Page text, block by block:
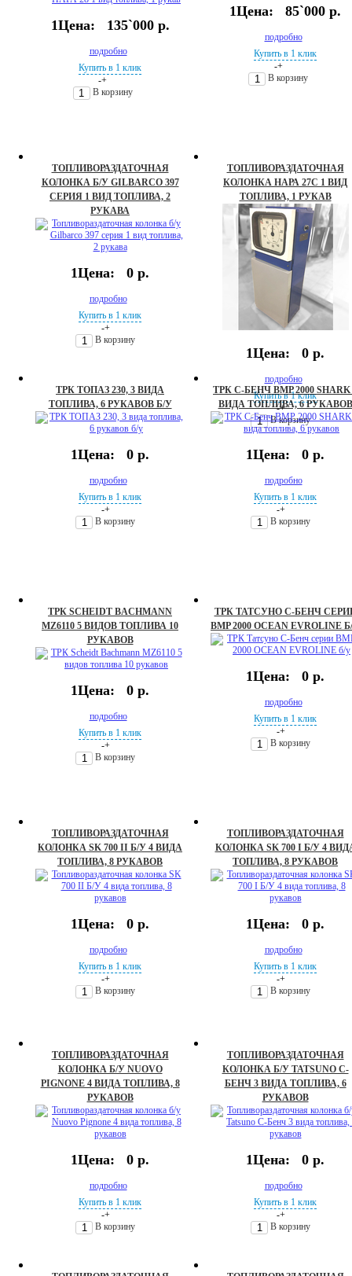
1Цена: 135`000 р.
подробно
Купить в 1 клик
-+
В корзину
1Цена: 85`000 р.
подробно
Купить в 1 клик
-+
В корзину
ТОПЛИВОРАЗДАТОЧНАЯ
КОЛОНКА Б/У GILBARCO 397
СЕРИЯ 1 ВИД ТОПЛИВА, 2
РУКАВА
1Цена: 0 р.
подробно
Купить в 1 клик
-+
В корзину
ТОПЛИВОРАЗДАТОЧНАЯ
КОЛОНКА НАРА 27С 1 ВИД
ТОПЛИВА, 1 РУКАВ
1Цена: 0 р.
подробно
Купить в 1 клик
-+
В корзину
ТРК ТОПАЗ 230, 3 ВИДА
ТОПЛИВА, 6 РУКАВОВ Б/У
1Цена: 0 р.
подробно
Купить в 1 клик
-+
В корзину
ТРК С-БЕНЧ BMP 2000 SHARK
ВИДА ТОПЛИВА, 6 РУКАВОВ
1Цена: 0 р.
подробно
Купить в 1 клик
-+
В корзину
ТРК SCHEIDT BACHMANN
MZ6110 5 ВИДОВ ТОПЛИВА 10
РУКАВОВ
1Цена: 0 р.
подробно
Купить в 1 клик
-+
В корзину
ТРК ТАТСУНО С-БЕНЧ
BMP 2000 OCEAN EVROLINE
1Цена: 0 р.
подробно
Купить в 1 клик
-+
В корзину
ТОПЛИВОРАЗДАТОЧНАЯ
КОЛОНКА SK 700 II Б/У 4 ВИДА
ТОПЛИВА, 8 РУКАВОВ
1Цена: 0 р.
подробно
Купить в 1 клик
-+
В корзину
ТОПЛИВОРАЗДАТОЧНАЯ
КОЛОНКА SK 700 I Б/У 4
ТОПЛИВА, 8 РУКАВОВ
1Цена: 0 р.
подробно
Купить в 1 клик
-+
В корзину
ТОПЛИВОРАЗДАТОЧНАЯ
КОЛОНКА Б/У NUOVO
PIGNONE 4 ВИДА ТОПЛИВА, 8
РУКАВОВ
1Цена: 0 р.
подробно
Купить в 1 клик
-+
В корзину
ТОПЛИВОРАЗДАТОЧНАЯ
КОЛОНКА Б/У TATSUNO С-
БЕНЧ 3 ВИДА ТОПЛИВА, 6
РУКАВОВ
1Цена: 0 р.
подробно
Купить в 1 клик
-+
В корзину